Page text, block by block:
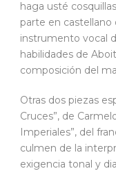
haga usté
parte en castellano
instrumento vocal
habilidades de
composición del
Otras dos piezas
Cruces”, de
Imperiales”, del
culmen de la
exigencia tonal y